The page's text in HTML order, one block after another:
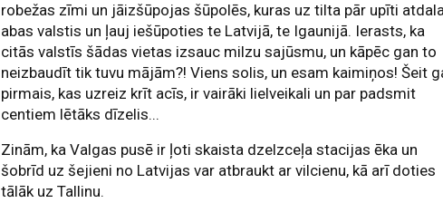
robežas zīmi un jāizšūpojas šūpolēs, kuras uz tilta pār upīti
abas valstis un ļauj iešūpoties te Latvijā, te Igaunijā. Ierasts, ka
citās valstīs šādas vietas izsauc milzu sajūsmu, un kāpēc gan to
neizbaudīt tik tuvu mājām?! Viens solis, un esam kaimiņos! Šeit
pirmais, kas uzreiz krīt acīs, ir vairāki lielveikali un par padsmit
centiem lētāks dīzelis...
Zinām, ka Valgas pusē ir ļoti skaista dzelzceļa stacijas ēka un
šobrīd uz šejieni no Latvijas var atbraukt ar vilcienu, kā arī doties
tālāk uz Tallinu.